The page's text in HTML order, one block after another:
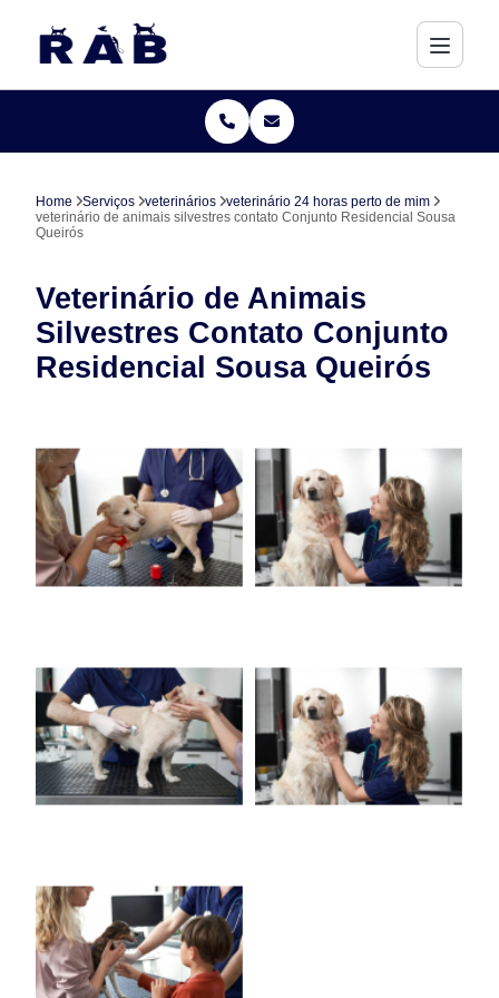
Home Serviços veterinários
veterinário 24 horas perto de mim
veterinário de animais silvestres contato Conjunto Residencial Sousa
Queirós
Veterinário de Animais
Silvestres Contato Conjunto
Residencial Sousa Queirós